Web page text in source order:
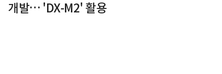
개발… 'DX-M2' 활용